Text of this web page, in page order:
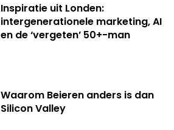
Inspiratie uit Londen:
intergenerationele marketing, AI
en de ‘vergeten’ 50+-man
Waarom Beieren anders is dan
Silicon Valley